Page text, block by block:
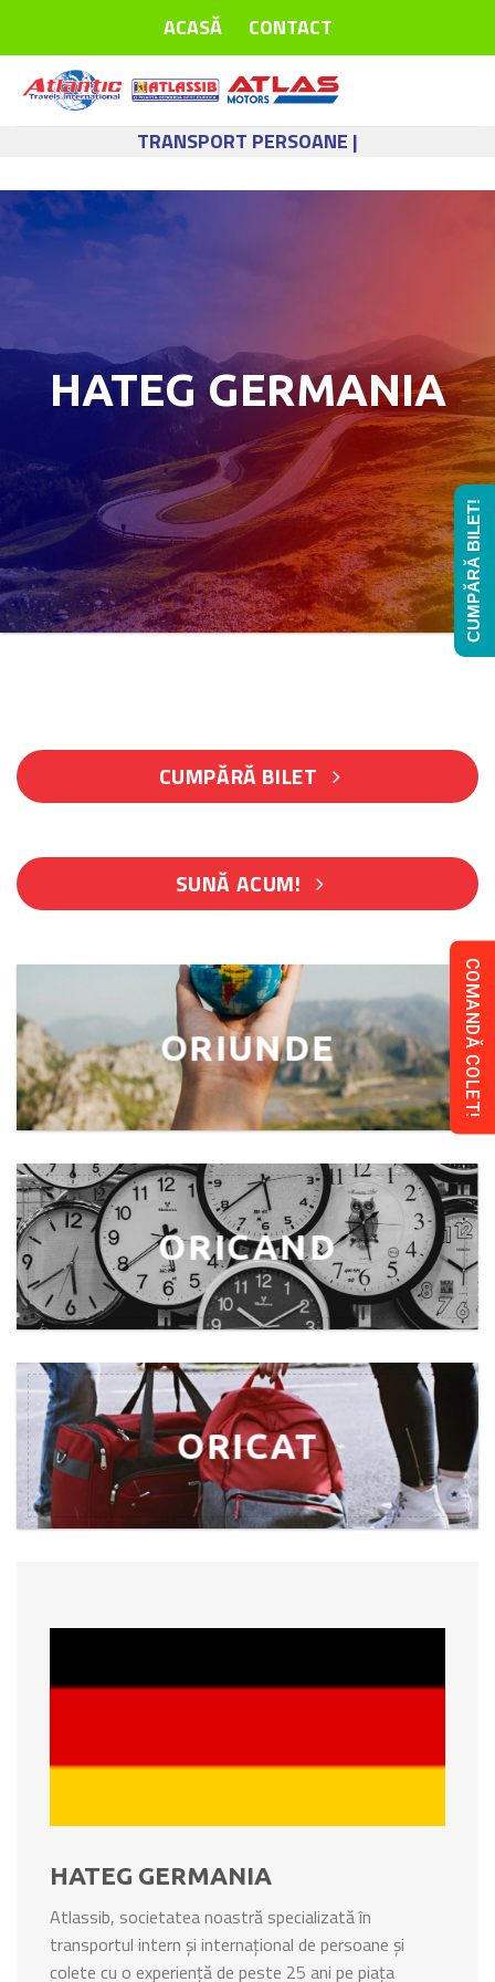
ACASĂ CONTACT
TRANSPORT PERSOANE |
HATEG GERMANIA
CUMPĂRĂ BILET
SUNĂ ACUM!
ORIUNDE
ORICAND
ORICAT
HATEG GERMANIA
Atlassib, societatea noastră specializată în
transportul intern și internațional de persoane și
colete cu o experiență de peste 25 ani pe piața
COMANDĂ COLET!
CUMPĂRĂ BILET!